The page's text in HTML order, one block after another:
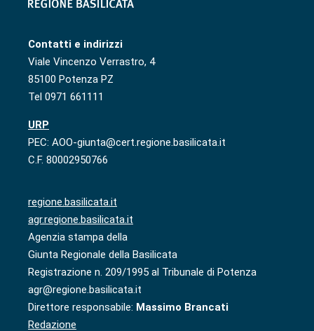
Contatti e indirizzi
Viale Vincenzo Verrastro, 4
85100 Potenza PZ
Tel 0971 661111
URP
PEC: AOO-giunta@cert.regione.basilicata.it
C.F. 80002950766
regione.basilicata.it
agr.regione.basilicata.it
Agenzia stampa della
Giunta Regionale della Basilicata
Registrazione n. 209/1995 al Tribunale di Potenza
agr@regione.basilicata.it
Direttore responsabile: Massimo Brancati
Redazione